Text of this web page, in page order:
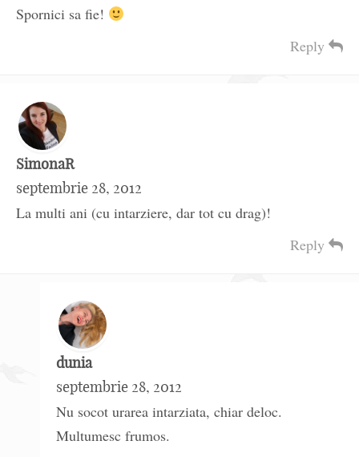
Spornici sa fie!
Reply
SimonaR
septembrie 28, 2012
La multi ani (cu intarziere, dar tot cu drag)!
Reply
dunia
septembrie 28, 2012
Nu socot urarea intarziata, chiar deloc.
Multumesc frumos.